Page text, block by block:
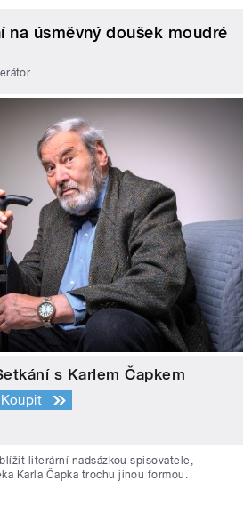
na úsměvný doušek moudré
s Karlem Čapkem
Koupit
literární nadsázkou spisovatele,
Karla Čapka trochu jinou formou.